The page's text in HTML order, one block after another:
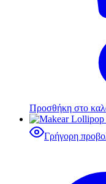
Προσθήκη στο
Γρήγορη